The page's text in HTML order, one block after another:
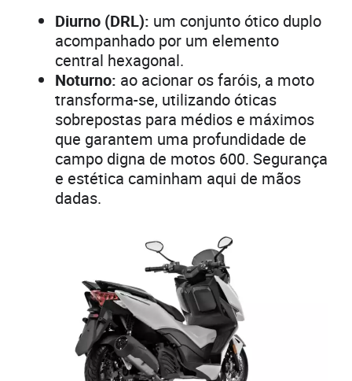
Diurno (DRL): um conjunto ótico duplo
acompanhado por um elemento
central hexagonal.
Noturno: ao acionar os faróis, a moto
transforma-se, utilizando óticas
sobrepostas para médios e máximos
que garantem uma profundidade de
campo digna de motos 600. Segurança
e estética caminham aqui de mãos
dadas.